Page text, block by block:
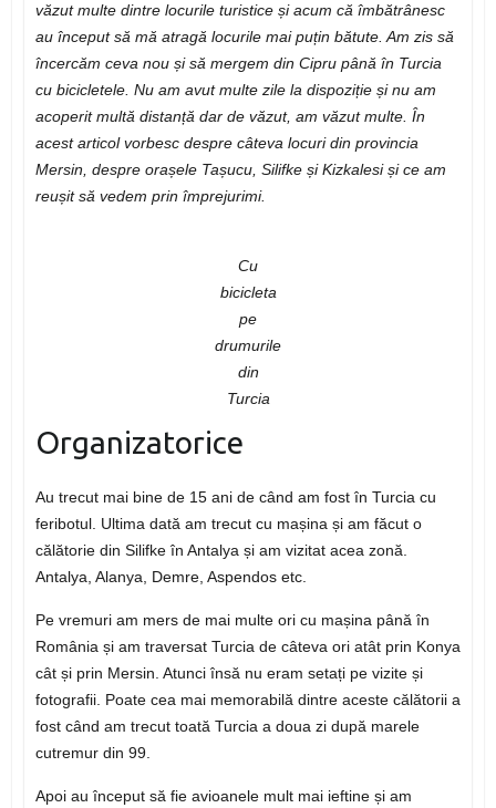
văzut multe dintre locurile turistice și acum că îmbătrânesc
au început să mă atragă locurile mai puțin bătute. Am zis să
încercăm ceva nou și să mergem din Cipru până în Turcia
cu bicicletele. Nu am avut multe zile la dispoziție și nu am
acoperit multă distanță dar de văzut, am văzut multe. În
acest articol vorbesc despre câteva locuri din provincia
Mersin, despre orașele Tașucu, Silifke și Kizkalesi și ce am
reușit să vedem prin împrejurimi.
Cu
bicicleta
pe
drumurile
din
Turcia
Organizatorice
Au trecut mai bine de 15 ani de când am fost în Turcia cu
feribotul. Ultima dată am trecut cu mașina și am făcut o
călătorie din Silifke în Antalya și am vizitat acea zonă.
Antalya, Alanya, Demre, Aspendos etc.
Pe vremuri am mers de mai multe ori cu mașina până în
România și am traversat Turcia de câteva ori atât prin Konya
cât și prin Mersin. Atunci însă nu eram setați pe vizite și
fotografii. Poate cea mai memorabilă dintre aceste călătorii a
fost când am trecut toată Turcia a doua zi după marele
cutremur din 99.
Apoi au început să fie avioanele mult mai ieftine și am